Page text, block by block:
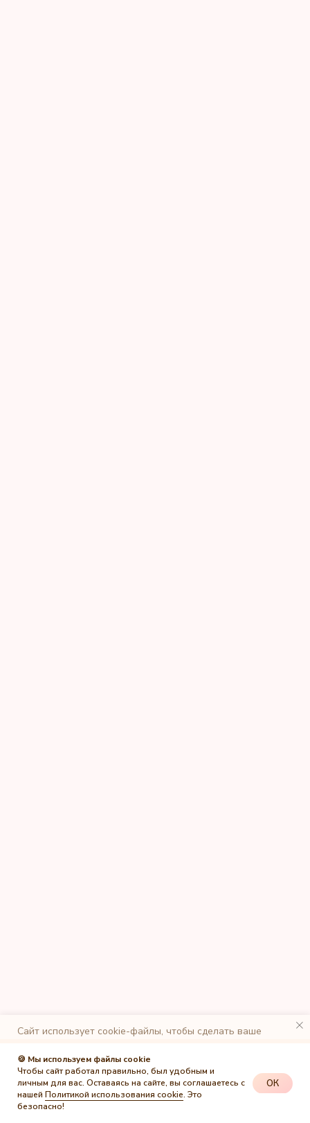
Сайт использует cookie-файлы, чтобы сделать ваше
подключен сервис веб-аналитики Яндекс.Метрика,
использующий cookie-файлы. Оставаясь на сайте, вы
даете свое согласие на обработку персональных данных в
порядке, указанном вПолитике обработки персональных
данных.
🍪 Мы используем файлы cookie
Чтобы сайт работал правильно, был удобным и
личным для вас. Оставаясь на сайте, вы соглашаетесь с
нашей Политикой использования cookie. Это
безопасно!
ОК